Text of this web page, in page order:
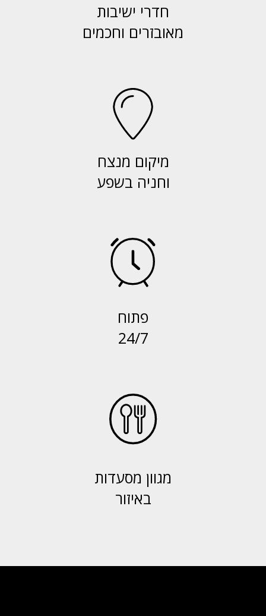
חדרי ישיבות
מאובזרים וחכמים
מיקום מנצח
וחניה בשפע
פתוח
24/7
מגוון מסעדות
באיזור